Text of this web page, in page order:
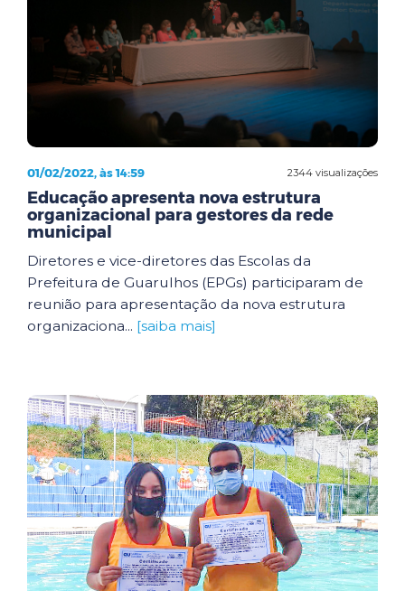
2344 visualizações
01/02/2022, às 14:59
Educação apresenta nova estrutura
organizacional para gestores da rede
municipal
Diretores e vice-diretores das Escolas da
Prefeitura de Guarulhos (EPGs) participaram de
reunião para apresentação da nova estrutura
organizaciona... [saiba mais]